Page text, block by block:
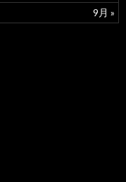
9月 »